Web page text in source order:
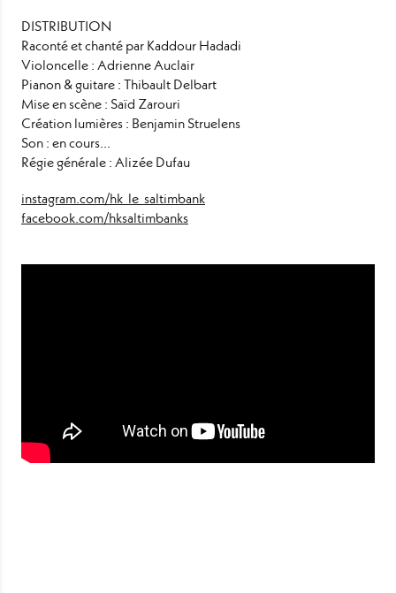
DISTRIBUTION
Raconté et chanté par Kaddour Hadadi
Violoncelle : Adrienne Auclair
Pianon & guitare : Thibault Delbart
Mise en scène : Saïd Zarouri
Création lumières : Benjamin Struelens
Son : en cours...
Régie générale : Alizée Dufau
instagram.com/hk_le_saltimbank
facebook.com/hksaltimbanks